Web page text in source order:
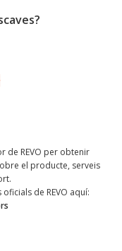
de REVO per obtenir
el producte, serveis
de REVO aquí: